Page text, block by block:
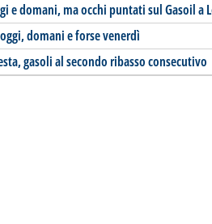
e domani, ma occhi puntati sul Gasoil a
domani e forse venerdì
gasoli al secondo ribasso consecutivo